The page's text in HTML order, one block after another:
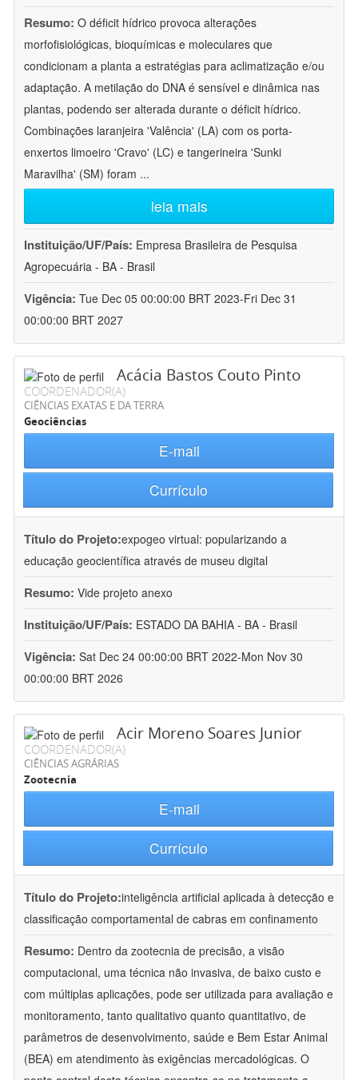
Resumo: O déficit hídrico provoca alterações
morfofisiológicas, bioquímicas e moleculares que
condicionam a planta a estratégias para aclimatização e/ou
adaptação. A metilação do DNA é sensível e dinâmica nas
plantas, podendo ser alterada durante o déficit hídrico.
Combinações laranjeira 'Valência' (LA) com os porta-
enxertos limoeiro 'Cravo' (LC) e tangerineira 'Sunki
Maravilha' (SM) foram ...
leia mais
Instituição/UF/País: Empresa Brasileira de Pesquisa
Agropecuária - BA - Brasil
Vigência: Tue Dec 05 00:00:00 BRT 2023-Fri Dec 31
00:00:00 BRT 2027
Acácia Bastos Couto Pinto
COORDENADOR(A)
CIÊNCIAS EXATAS E DA TERRA
Geociências
E-mail
Currículo
Título do Projeto:expogeo virtual: popularizando a
educação geocientífica através de museu digital
Resumo: Vide projeto anexo
Instituição/UF/País: ESTADO DA BAHIA - BA - Brasil
Vigência: Sat Dec 24 00:00:00 BRT 2022-Mon Nov 30
00:00:00 BRT 2026
Acir Moreno Soares Junior
COORDENADOR(A)
CIÊNCIAS AGRÁRIAS
Zootecnia
E-mail
Currículo
Título do Projeto:inteligência artificial aplicada à detecção e
classificação comportamental de cabras em confinamento
Resumo: Dentro da zootecnia de precisão, a visão
computacional, uma técnica não invasiva, de baixo custo e
com múltiplas aplicações, pode ser utilizada para avaliação e
monitoramento, tanto qualitativo quanto quantitativo, de
parâmetros de desenvolvimento, saúde e Bem Estar Animal
(BEA) em atendimento às exigências mercadológicas. O